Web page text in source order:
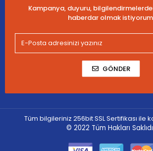
Kampanya, duyuru,
haberdar olmak
GÖNDER
Tüm bilgileriniz 256bit SSL Sertifikası ile
© 2022 Tüm Hakları